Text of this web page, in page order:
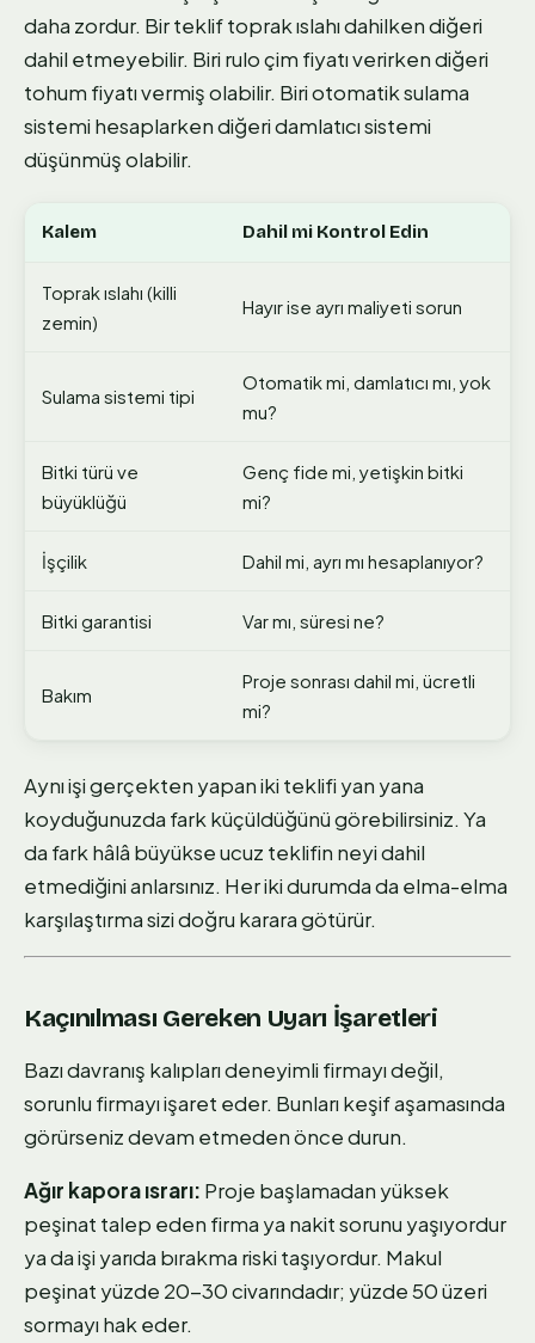
daha zordur. Bir teklif toprak ıslahı dahilken diğeri
dahil etmeyebilir. Biri rulo çim fiyatı verirken diğeri
tohum fiyatı vermiş olabilir. Biri otomatik sulama
sistemi hesaplarken diğeri damlatıcı sistemi
düşünmüş olabilir.
Kalem Dahil mi Kontrol Edin
Toprak ıslahı (killi
zemin)
Hayır ise ayrı maliyeti sorun
Sulama sistemi tipi
Otomatik mi, damlatıcı mı, yok
mu?
Bitki türü ve
büyüklüğü
Genç fide mi, yetişkin bitki
mi?
İşçilik Dahil mi, ayrı mı hesaplanıyor?
Bitki garantisi Var mı, süresi ne?
Bakım
Proje sonrası dahil mi, ücretli
mi?
Aynı işi gerçekten yapan iki teklifi yan yana
koyduğunuzda fark küçüldüğünü görebilirsiniz. Ya
da fark hâlâ büyükse ucuz teklifin neyi dahil
etmediğini anlarsınız. Her iki durumda da elma-elma
karşılaştırma sizi doğru karara götürür.
Kaçınılması Gereken Uyarı İşaretleri
Bazı davranış kalıpları deneyimli firmayı değil,
sorunlu firmayı işaret eder. Bunları keşif aşamasında
görürseniz devam etmeden önce durun.
Ağır kapora ısrarı: Proje başlamadan yüksek
peşinat talep eden firma ya nakit sorunu yaşıyordur
ya da işi yarıda bırakma riski taşıyordur. Makul
peşinat yüzde 20-30 civarındadır; yüzde 50 üzeri
sormayı hak eder.